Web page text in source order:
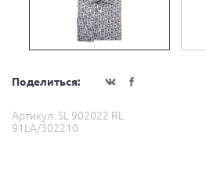
Поделиться:
Артикул: SL 902022 RL
91LA/302210